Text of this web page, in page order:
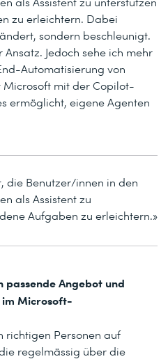
zu erleichtern. Dabei
sondern beschleunigt.
Jedoch sehe ich mehr
Automatisierung von
Microsoft mit der Copilot-
ermöglicht, eigene Agenten
die Benutzer/innen in den
als Assistent zu
Aufgaben zu erleichtern.»
passende Angebot und
Microsoft-
richtigen Personen auf
regelmässig über die